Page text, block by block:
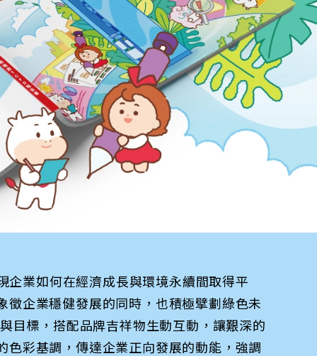
業如何在經濟成長與環境永續間取得平
企業穩健發展的同時，也積極擘劃綠色未
目標，搭配品牌吉祥物生動互動，讓艱深的
彩基調，傳達企業正向發展的動能，強調